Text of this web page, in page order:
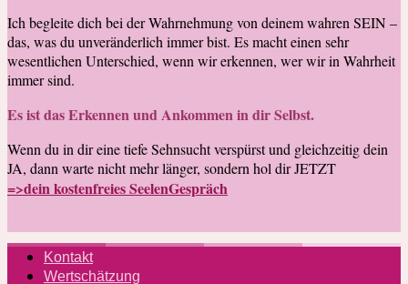
Ich begleite dich bei der Wahrnehmung von deinem wahren SEIN –
das, was du unveränderlich immer bist. Es macht einen sehr
wesentlichen Unterschied, wenn wir erkennen, wer wir in Wahrheit
immer sind.
Es ist das Erkennen und Ankommen in dir Selbst.
Wenn du in dir eine tiefe Sehnsucht verspürst und gleichzeitig dein
JA, dann warte nicht mehr länger, sondern hol dir JETZT
=>dein kostenfreies SeelenGespräch
Kontakt
Wertschätzung